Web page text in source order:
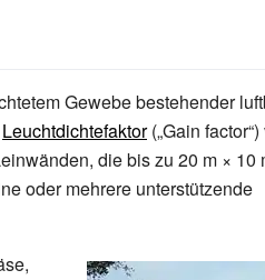
Gewebe bestehender
Leuchtdichtefaktor(„Gain factor“)
die bis zu 20 m × 10
oder mehrere unterstützende